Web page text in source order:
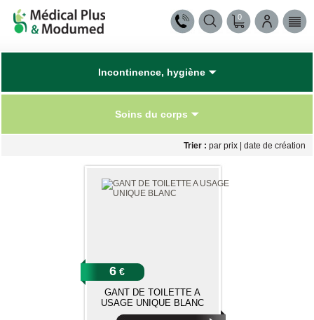
0
Incontinence, hygiène
Soins du corps
Trier : par prix date de création
GANT DE TOILETTE A
USAGE UNIQUE BLANC
6 €